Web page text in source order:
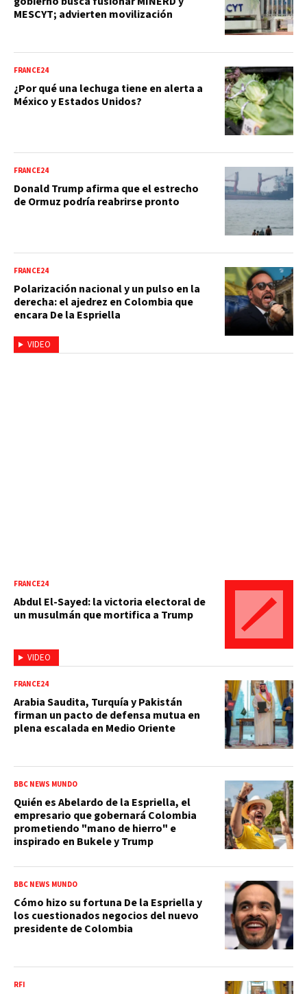
MESCYT; advierten movilización
FRANCE24
¿Por qué una lechuga tiene en alerta a
México y Estados Unidos?
FRANCE24
Donald Trump afirma que el estrecho
de Ormuz podría reabrirse pronto
VIDEO
FRANCE24
Polarización nacional y un pulso en la
derecha: el ajedrez en Colombia que
encara De la Espriella
VIDEO
FRANCE24
Abdul El-Sayed: la victoria electoral de
un musulmán que mortifica a Trump
FRANCE24
Arabia Saudita, Turquía y Pakistán
firman un pacto de defensa mutua en
plena escalada en Medio Oriente
BBC NEWS MUNDO
Quién es Abelardo de la Espriella, el
empresario que gobernará Colombia
prometiendo "mano de hierro" e
inspirado en Bukele y Trump
BBC NEWS MUNDO
Cómo hizo su fortuna De la Espriella y
los cuestionados negocios del nuevo
presidente de Colombia
RFI